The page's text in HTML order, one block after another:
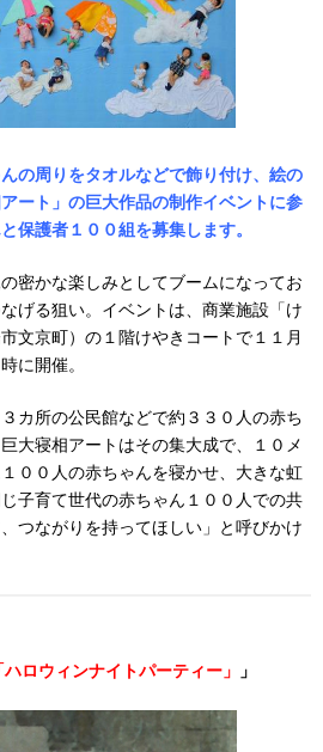
の周りをタオルなどで飾り付け、絵の
ート」の巨大作品の制作イベントに参
保護者１００組を募集します。
密かな楽しみとしてブームになってお
げる狙い。イベントは、商業施設「け
文京町）の１階けやきコートで１１月
に開催。
カ所の公民館などで約３３０人の赤ち
大寝相アートはその集大成で、１０メ
００人の赤ちゃんを寝かせ、大きな虹
子育て世代の赤ちゃん１００人での共
つながりを持ってほしい」と呼びかけ
ロウィンナイトパーティー」 」